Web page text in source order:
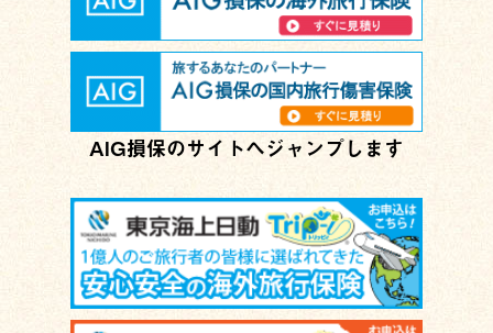
AIG損保のサイトへジャンプします